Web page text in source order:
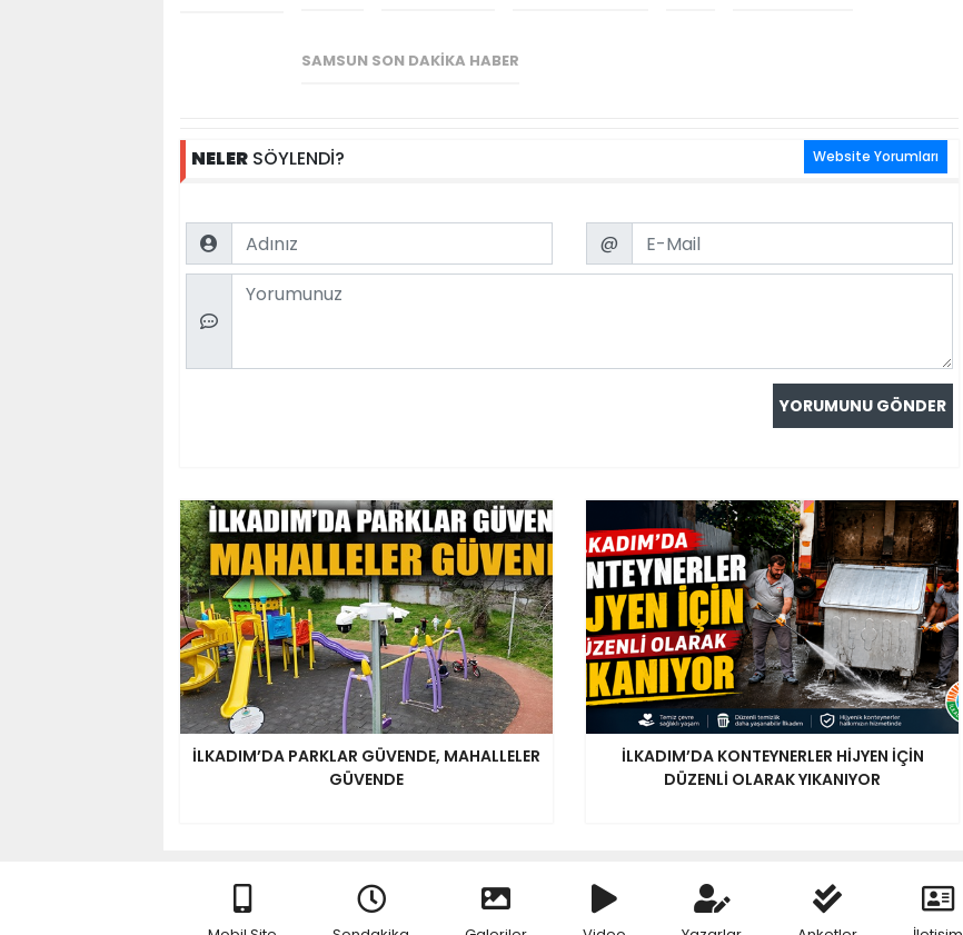
SAMSUN SON DAKIKA HABER
NELER SÖYLENDİ? Website Yorumları
Name Email
@
Comment
İLKADIM’DA PARKLAR GÜVENDE, MAHALLELER
GÜVENDE
İLKADIM’DA KONTEYNERLER HİJYEN İÇİN
DÜZENLİ OLARAK YIKANIYOR